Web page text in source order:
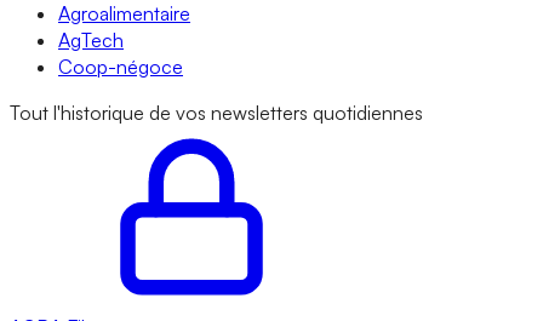
Agroalimentaire
AgTech
Coop-négoce
Tout l'historique de vos newsletters quotidiennes